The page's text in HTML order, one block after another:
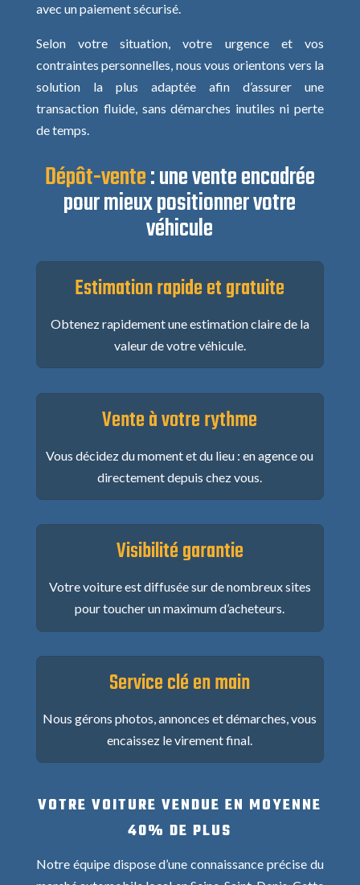
avec un paiement sécurisé.
Selon votre situation, votre urgence et vos
contraintes personnelles, nous vous orientons vers la
solution la plus adaptée afin d’assurer une
transaction fluide, sans démarches inutiles ni perte
de temps.
Dépôt-vente: une vente encadrée
pour mieux positionner votre
véhicule
Estimation rapide et gratuite
Obtenez rapidement une estimation claire de la
valeur de votre véhicule.
Vente à votre rythme
Vous décidez du moment et du lieu : en agence ou
directement depuis chez vous.
Visibilité garantie
Votre voiture est diffusée sur de nombreux sites
pour toucher un maximum d’acheteurs.
Service clé en main
Nous gérons photos, annonces et démarches, vous
encaissez le virement final.
VOTRE VOITURE VENDUE EN MOYENNE
40% DE PLUS
Notre équipe dispose d’une connaissance précise du